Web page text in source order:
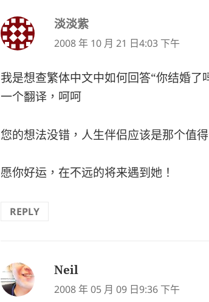
淡淡紫
示:
2008 年 10 月 21 日4:03 下午
我是想查繁体中文中如何回答“你结婚
一个翻译，呵呵
您的想法没错，人生伴侣应该是那个值
愿你好运，在不远的将来遇到她！
REPLY
Neil
示:
2008 年 05 月 09 日9:36 下午